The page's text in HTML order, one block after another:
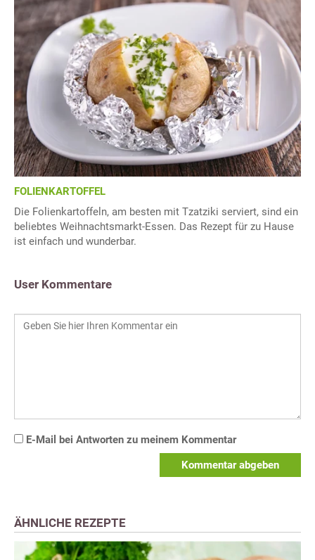
FOLIENKARTOFFEL
Die Folienkartoffeln, am besten mit Tzatziki serviert, sind ein
beliebtes Weihnachtsmarkt-Essen. Das Rezept für zu Hause
ist einfach und wunderbar.
User Kommentare
E-Mail bei Antworten zu meinem Kommentar
Kommentar abgeben
ÄHNLICHE REZEPTE